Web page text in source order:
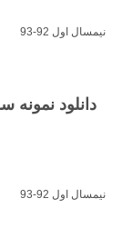
نیمسال اول 92-93
دانلود نمونه
نیمسال اول 92-93